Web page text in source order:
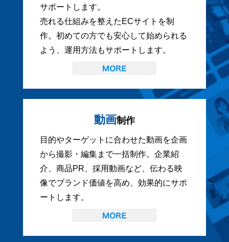
サポートします。
売れる仕組みを整えたECサイトを制
作。初めての方でも安心して始められる
よう、運用方法もサポートします。
動画制作
目的やターゲットに合わせた動画を企画
から撮影・編集まで一括制作。企業紹
介、商品PR、採用動画など、伝わる映
像でブランド価値を高め、効果的にサポ
ートします。